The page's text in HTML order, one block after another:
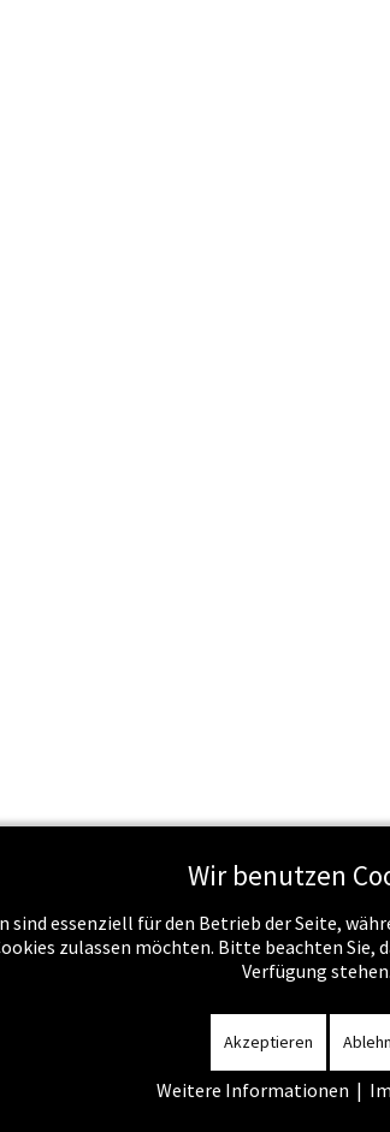
Schule & Recht Schule &
Wir benutzen
sind essenziell für den Betrieb der Seite,
zulassen möchten. Bitte beachten
Verfügung stehen.
Akzeptieren
Weitere Informationen |